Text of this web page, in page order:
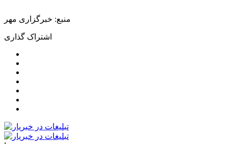
منبع: خبرگزاری مهر
اشتراک گذاری